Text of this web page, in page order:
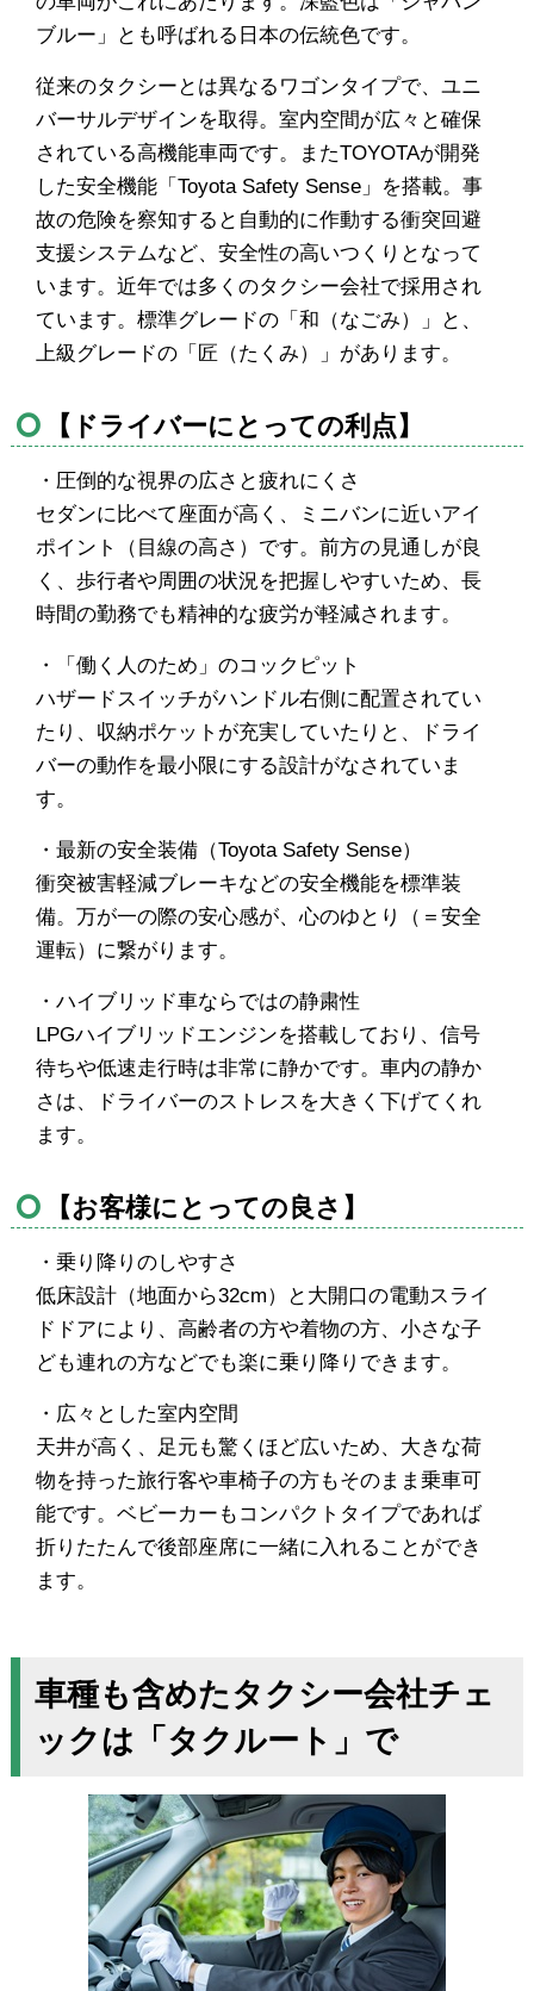
ブルー」とも呼ばれる日本の伝統色です。
従来のタクシーとは異なるワゴンタイプで、ユニ
バーサルデザインを取得。室内空間が広々と確保
されている高機能車両です。またTOYOTAが開発
した安全機能「Toyota Safety Sense」を搭載。事
故の危険を察知すると自動的に作動する衝突回避
支援システムなど、安全性の高いつくりとなって
います。近年では多くのタクシー会社で採用され
ています。標準グレードの「和（なごみ）」と、
上級グレードの「匠（たくみ）」があります。
【ドライバーにとっての利点】
・圧倒的な視界の広さと疲れにくさ
セダンに比べて座面が高く、ミニバンに近いアイ
ポイント（目線の高さ）です。前方の見通しが良
く、歩行者や周囲の状況を把握しやすいため、長
時間の勤務でも精神的な疲労が軽減されます。
・「働く人のため」のコックピット
ハザードスイッチがハンドル右側に配置されてい
たり、収納ポケットが充実していたりと、ドライ
バーの動作を最小限にする設計がなされていま
す。
・最新の安全装備（Toyota Safety Sense）
衝突被害軽減ブレーキなどの安全機能を標準装
備。万が一の際の安心感が、心のゆとり（＝安全
運転）に繋がります。
・ハイブリッド車ならではの静粛性
LPGハイブリッドエンジンを搭載しており、信号
待ちや低速走行時は非常に静かです。車内の静か
さは、ドライバーのストレスを大きく下げてくれ
ます。
【お客様にとっての良さ】
・乗り降りのしやすさ
低床設計（地面から32cm）と大開口の電動スライ
ドドアにより、高齢者の方や着物の方、小さな子
ども連れの方などでも楽に乗り降りできます。
・広々とした室内空間
天井が高く、足元も驚くほど広いため、大きな荷
物を持った旅行客や車椅子の方もそのまま乗車可
能です。ベビーカーもコンパクトタイプであれば
折りたたんで後部座席に一緒に入れることができ
ます。
車種も含めたタクシー会社チェ
ックは「タクルート」で